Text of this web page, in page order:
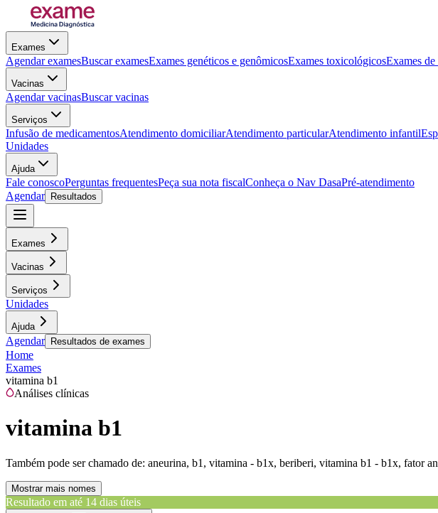
Exames
Agendar examesBuscar examesExames genéticos e genômicosExames toxicológicosExames
Vacinas
Agendar vacinasBuscar vacinas
Serviços
Infusão de medicamentosAtendimento domiciliarAtendimento particularAtendimento infantil
Unidades
Ajuda
Fale conoscoPerguntas frequentesPeça sua nota fiscalConheça o Nav DasaPré-atendimento
Agendar
Resultados
Exames
Vacinas
Serviços
Unidades
Ajuda
Agendar Resultados de exames
Home
Exames
vitamina b1
Análises clínicas
vitamina b1
Também pode ser chamado de: aneurina, b1, vitamina - b1x, beriberi, vitamina b1 - b1x, fator
Mostrar mais nomes
Resultado em até 14 dias úteis